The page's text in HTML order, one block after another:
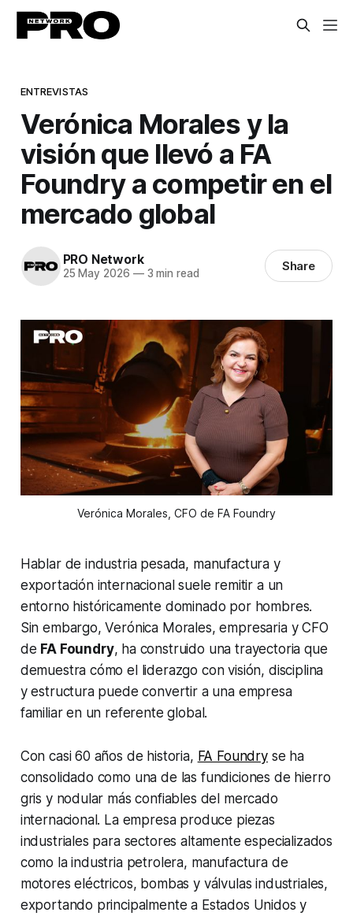
ENTREVISTAS
Verónica Morales y la
visión que llevó a FA
Foundry a competir en el
mercado global
PRO Network
25 May 2026 —3 min read Share
Verónica Morales, CFO de FA Foundry
Hablar de industria pesada, manufactura y
exportación internacional suele remitir a un
entorno históricamente dominado por hombres.
Sin embargo, Verónica Morales, empresaria y CFO
de FA Foundry, ha construido una trayectoria que
demuestra cómo el liderazgo con visión, disciplina
y estructura puede convertir a una empresa
familiar en un referente global.
Con casi 60 años de historia, FA Foundryse ha
consolidado como una de las fundiciones de hierro
gris y nodular más confiables del mercado
internacional. La empresa produce piezas
industriales para sectores altamente especializados
como la industria petrolera, manufactura de
motores eléctricos, bombas y válvulas industriales,
exportando principalmente a Estados Unidos y